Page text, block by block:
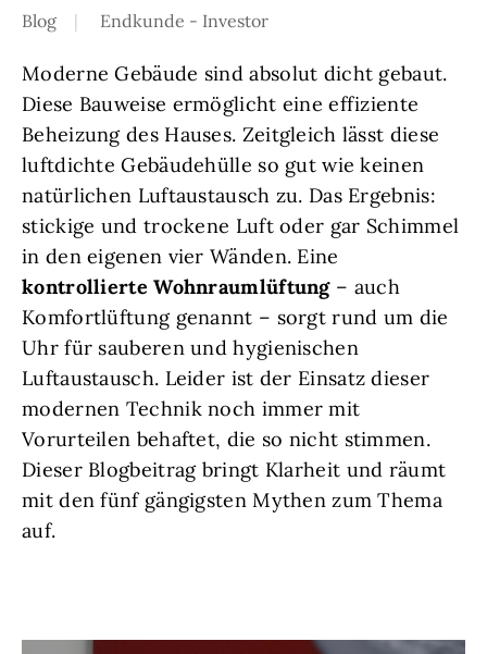
Blog Endkunde - Investor
Moderne Gebäude sind absolut dicht gebaut.
Diese Bauweise ermöglicht eine effiziente
Beheizung des Hauses. Zeitgleich lässt diese
luftdichte Gebäudehülle so gut wie keinen
natürlichen Luftaustausch zu. Das Ergebnis:
stickige und trockene Luft oder gar Schimmel
in den eigenen vier Wänden. Eine
kontrollierte Wohnraumlüftung– auch
Komfortlüftung genannt – sorgt rund um die
Uhr für sauberen und hygienischen
Luftaustausch. Leider ist der Einsatz dieser
modernen Technik noch immer mit
Vorurteilen behaftet, die so nicht stimmen.
Dieser Blogbeitrag bringt Klarheit und räumt
mit den fünf gängigsten Mythen zum Thema
auf.